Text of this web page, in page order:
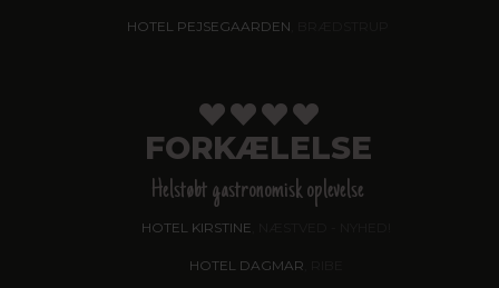
HOTEL PEJSEGAARDEN
FORKÆLELSE
Helstøbt gastronomisk oplevelse
HOTEL KIRSTINE
HOTEL DAGMAR